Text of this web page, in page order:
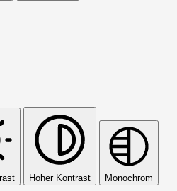
Hoher Kontrast Monochrom